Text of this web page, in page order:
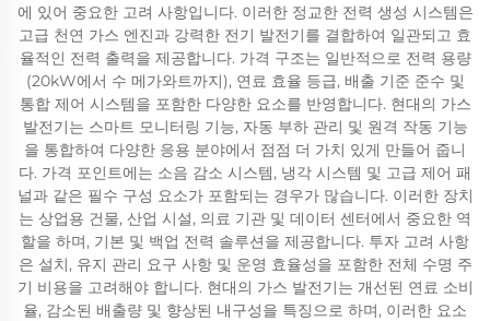
에 있어 중요한 고려 사항입니다. 이러한 정교한 전력 생성 시스템은
고급 천연 가스 엔진과 강력한 전기 발전기를 결합하여 일관되고 효
율적인 전력 출력을 제공합니다. 가격 구조는 일반적으로 전력 용량
(20kW에서 수 메가와트까지), 연료 효율 등급, 배출 기준 준수 및
통합 제어 시스템을 포함한 다양한 요소를 반영합니다. 현대의 가스
발전기는 스마트 모니터링 기능, 자동 부하 관리 및 원격 작동 기능
을 통합하여 다양한 응용 분야에서 점점 더 가치 있게 만들어 줍니
다. 가격 포인트에는 소음 감소 시스템, 냉각 시스템 및 고급 제어 패
널과 같은 필수 구성 요소가 포함되는 경우가 많습니다. 이러한 장치
는 상업용 건물, 산업 시설, 의료 기관 및 데이터 센터에서 중요한 역
할을 하며, 기본 및 백업 전력 솔루션을 제공합니다. 투자 고려 사항
은 설치, 유지 관리 요구 사항 및 운영 효율성을 포함한 전체 수명 주
기 비용을 고려해야 합니다. 현대의 가스 발전기는 개선된 연료 소비
율, 감소된 배출량 및 향상된 내구성을 특징으로 하며, 이러한 요소